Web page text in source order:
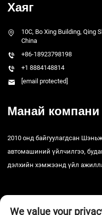
Хаяг
10C, Bo Xing Building, Qing
China
+86-18923798198
+1 8884148814
[email protected]
Манай компани
2010 онд байгуулагдсан
автомашиний үйлчилгээ,
дэлхийн хэмжээнд үйл
We value your